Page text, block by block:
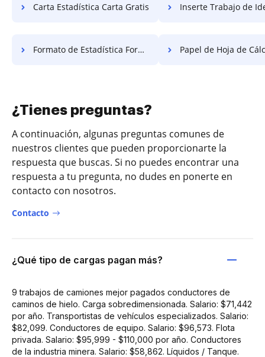
Carta Estadística Carta Gratis Inserte Trabajo de
Formato de Estadística Formato Gratis Papel de Hoja de
¿Tienes preguntas?
A continuación, algunas preguntas comunes de
nuestros clientes que pueden proporcionarte la
respuesta que buscas. Si no puedes encontrar una
respuesta a tu pregunta, no dudes en ponerte en
contacto con nosotros.
Contacto
¿Qué tipo de cargas pagan más?
9 trabajos de camiones mejor pagados conductores de
caminos de hielo. Carga sobredimensionada. Salario: $71,442
por año. Transportistas de vehículos especializados. Salario:
$82,099. Conductores de equipo. Salario: $96,573. Flota
privada. Salario: $95,999 - $110,000 por año. Conductores
de la industria minera. Salario: $58,862. Líquidos / Tanque.